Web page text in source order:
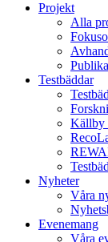
Projekt
Alla
Testbäddar
Källby
Nyheter
Våra
Evenemang
Våra